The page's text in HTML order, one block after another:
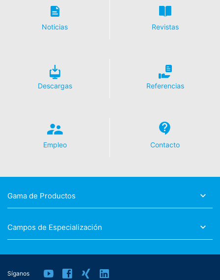
Noticias Revistas
Descargas Referencias
Empleo Contacto
Gama de Productos
Campos de Especialización
Síganos